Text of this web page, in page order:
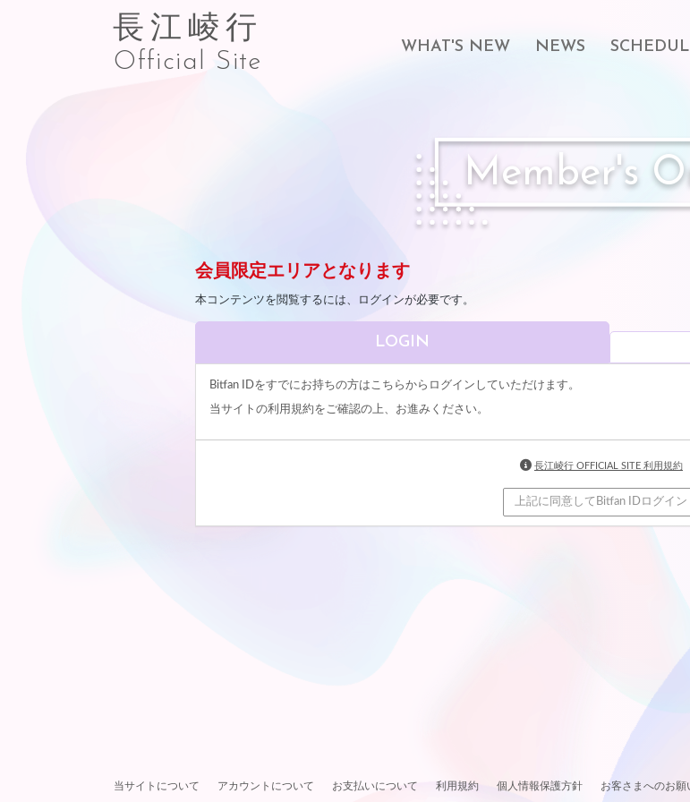
長江崚行
Official Site
WHAT'S NEW NEWS
Member's
会員限定エリアとなります
本コンテンツを閲覧するには、ログインが必要です。
LOGIN
Bitfan IDをすでにお持ちの方はこちらからログインしていただけます。
当サイトの利用規約をご確認の上、お進みください。
長江崚行 OFFICIAL SITE 利用規約
上記に同意してBitfan IDログイン
当サイトについて アカウントについて お支払いについて 利用規約 個人情報保護方針 お客さまへのお願